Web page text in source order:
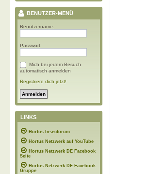
BENUTZER-MENÜ
Benutzername:
Passwort:
Mich bei jedem Besuch
automatisch anmelden
Registriere dich jetzt!
LINKS
Hortus Insectorum
Hortus Netzwerk auf YouTube
Hortus Netzwerk DE Facebook
Seite
Hortus Netzwerk DE Facebook
Gruppe